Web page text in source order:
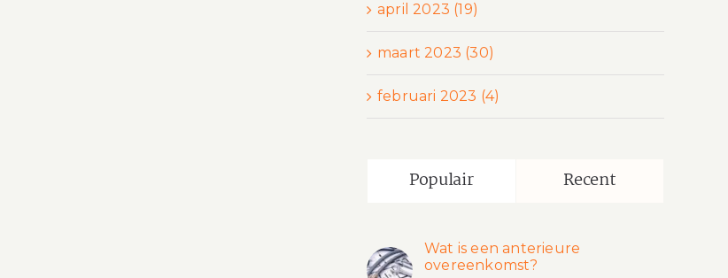
april 2023 (19)
maart 2023 (30)
februari 2023 (4)
Populair Recent
Wat is een anterieure
overeenkomst?